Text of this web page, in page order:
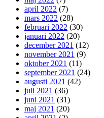
april 2022 (7)
mars 2022 (28)
februari 2022 (30)
januari 2022 (20)
december 2021 (12)
november 2021 (9)
oktober 2021 (11)
september 2021 (24)
augusti 2021 (42)
juli 2021 (36)
juni 2021 (31)
maj 2021 (20)